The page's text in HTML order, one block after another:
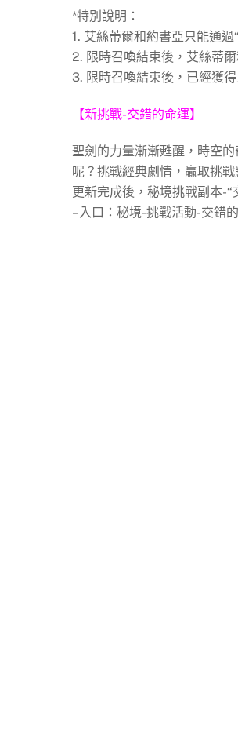
*特別說明：
1. 艾絲蒂爾和約書亞只能通
2. 限時召喚結束後，艾絲蒂
3. 限時召喚結束後，已經獲
【新挑戰-交錯的命運】
聖劍的力量漸漸甦醒，時空
呢？挑戰經典劇情，贏取挑戰
更新完成後，秘境挑戰副本-“
–入口：秘境-挑戰活動-交錯